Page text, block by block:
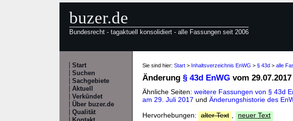
buzer.de
Bundesrecht - tagaktuell konsolidiert - alle Fassungen seit 2006
Start
Suchen
Sachgebiete
Aktuell
Verkündet
Über buzer.de
Qualität
Sie sind hier: Start > Inhaltsverzeichnis EnWG > § 43d > alle
Änderung § 43d EnWG vom 29.07.2017
Ähnliche Seiten: weitere Fassungen von § 43d
am 29. Juli 2017 und Änderungshistorie des
Hervorhebungen:
alter Text neuer Text